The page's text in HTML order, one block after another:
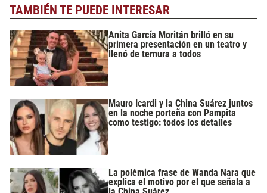
TAMBIÉN TE PUEDE INTERESAR
Anita García Moritán brilló en su
primera presentación en un teatro y
llenó de ternura a todos
Mauro Icardi y la China Suárez juntos
en la noche porteña con Pampita
como testigo: todos los detalles
La polémica frase de Wanda Nara que
explica el motivo por el que señala a